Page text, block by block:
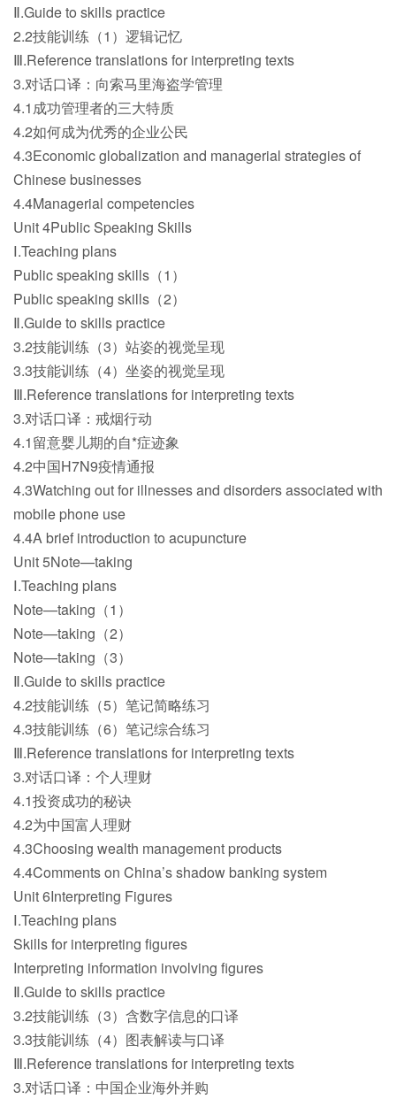
Ⅱ.Guide to skills practice
2.2技能训练（1）逻辑记忆
Ⅲ.Reference translations for interpreting texts
3.对话口译：向索马里海盗学管理
4.1成功管理者的三大特质
4.2如何成为优秀的企业公民
4.3Economic globalization and managerial strategies of
Chinese businesses
4.4Managerial competencies
Unit 4Public Speaking Skills
Ⅰ.Teaching plans
Public speaking skills（1）
Public speaking skills（2）
Ⅱ.Guide to skills practice
3.2技能训练（3）站姿的视觉呈现
3.3技能训练（4）坐姿的视觉呈现
Ⅲ.Reference translations for interpreting texts
3.对话口译：戒烟行动
4.1留意婴儿期的自*症迹象
4.2中国H7N9疫情通报
4.3Watching out for illnesses and disorders associated with
mobile phone use
4.4A brief introduction to acupuncture
Unit 5Note—taking
Ⅰ.Teaching plans
Note—taking（1）
Note—taking（2）
Note—taking（3）
Ⅱ.Guide to skills practice
4.2技能训练（5）笔记简略练习
4.3技能训练（6）笔记综合练习
Ⅲ.Reference translations for interpreting texts
3.对话口译：个人理财
4.1投资成功的秘诀
4.2为中国富人理财
4.3Choosing wealth management products
4.4Comments on China’s shadow banking system
Unit 6Interpreting Figures
Ⅰ.Teaching plans
Skills for interpreting figures
Interpreting information involving figures
Ⅱ.Guide to skills practice
3.2技能训练（3）含数字信息的口译
3.3技能训练（4）图表解读与口译
Ⅲ.Reference translations for interpreting texts
3.对话口译：中国企业海外并购